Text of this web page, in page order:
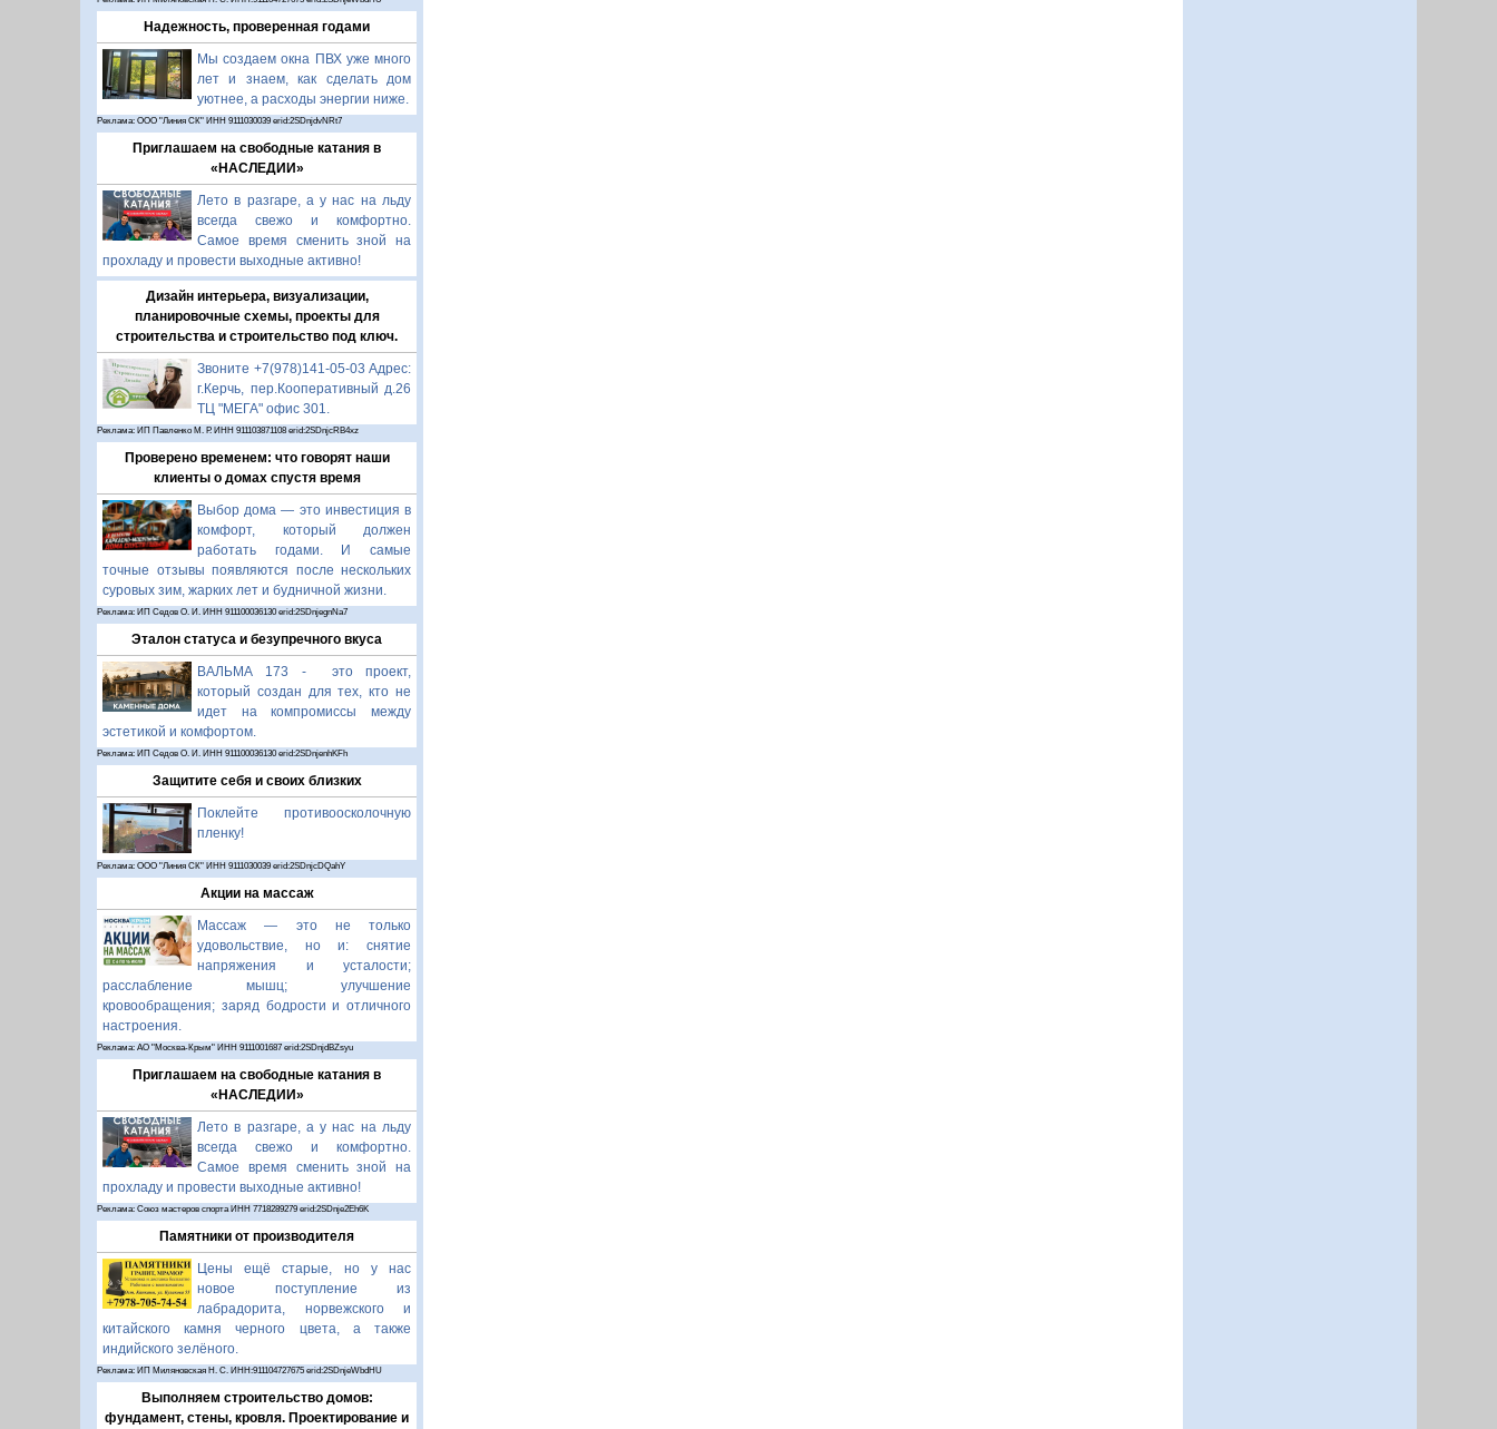
Надежность, проверенная годами
Мы создаем окна ПВХ уже много
лет и знаем, как сделать дом
уютнее, а расходы энергии ниже.
Реклама: ООО "Линия СК" ИНН 9111030039 erid:2SDnjdvNRt7
Приглашаем на свободные катания в
«НАСЛЕДИИ»
Лето в разгаре, а у нас на льду
всегда свежо и комфортно.
Самое время сменить зной на
прохладу и провести выходные активно!
Дизайн интерьера, визуализации,
планировочные схемы, проекты для
строительства и строительство под ключ.
Звоните +7(978)141-05-03 Адрес:
г.Керчь, пер.Кооперативный д.26
ТЦ "МЕГА" офис 301.
Реклама: ИП Павленко М. Р. ИНН 911103871108 erid:2SDnjcRB4xz
Проверено временем: что говорят наши
клиенты о домах спустя время
Выбор дома — это инвестиция в
комфорт, который должен
работать годами. И самые
точные отзывы появляются после нескольких
суровых зим, жарких лет и будничной жизни.
Реклама: ИП Седов О. И. ИНН 911100036130 erid:2SDnjegnNa7
Эталон статуса и безупречного вкуса
ВАЛЬМА 173 - это проект,
который создан для тех, кто не
идет на компромиссы между
эстетикой и комфортом.
Реклама: ИП Седов О. И. ИНН 911100036130 erid:2SDnjenhKFh
Защитите себя и своих близких
Поклейте противоосколочную
пленку!
Реклама: ООО "Линия СК" ИНН 9111030039 erid:2SDnjcDQahY
Акции на массаж
Массаж — это не только
удовольствие, но и: снятие
напряжения и усталости;
расслабление мышц; улучшение
кровообращения; заряд бодрости и отличного
настроения.
Реклама: АО "Москва-Крым" ИНН 9111001687 erid:2SDnjdBZsyu
Приглашаем на свободные катания в
«НАСЛЕДИИ»
Лето в разгаре, а у нас на льду
всегда свежо и комфортно.
Самое время сменить зной на
прохладу и провести выходные активно!
Реклама: Союз мастеров спорта ИНН 7718289279 erid:2SDnje2Eh6K
Памятники от производителя
Цены ещё старые, но у нас
новое поступление из
лабрадорита, норвежского и
китайского камня черного цвета, а также
индийского зелёного.
Реклама: ИП Миляновская Н. С. ИНН:911104727675 erid:2SDnjeWbdHU
Выполняем строительство домов:
фундамент, стены, кровля. Проектирование и